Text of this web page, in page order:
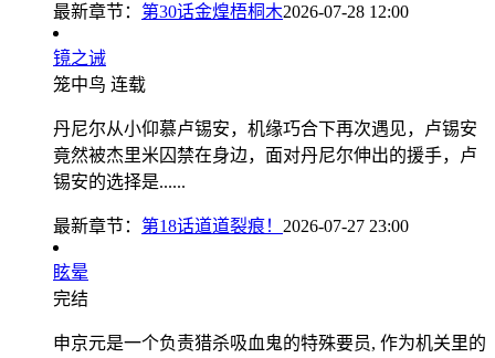
最新章节： 第30话金煌梧桐木2026-07-28 12:00
镜之诫
笼中鸟 连载
丹尼尔从小仰慕卢锡安，机缘巧合下再次遇见，卢锡安
竟然被杰里米囚禁在身边，面对丹尼尔伸出的援手，卢
锡安的选择是......
最新章节： 第18话道道裂痕！ 2026-07-27 23:00
眩晕
完结
申京元是一个负责猎杀吸血鬼的特殊要员, 作为机关里的